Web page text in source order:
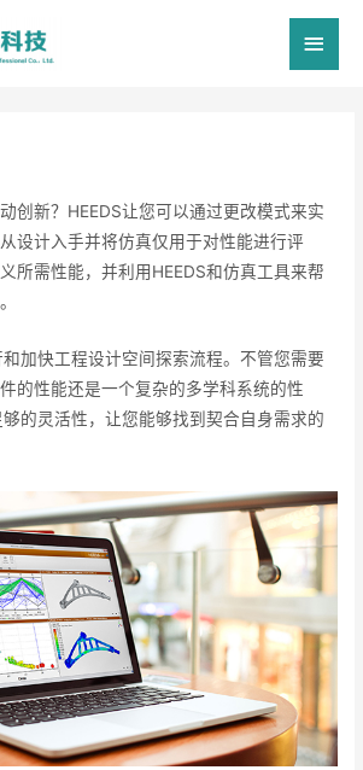
主
创新？HEEDS让您可以通过更改模式来实
设计入手并将仿真仅用于对性能进行评
所需性能，并利用HEEDS和仿真工具来帮
和加快工程设计空间探索流程。不管您需要
的性能还是一个复杂的多学科系统的性
够的灵活性，让您能够找到契合自身需求的